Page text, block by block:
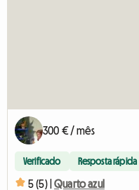
300 € / mês
Verificado Resposta rápida
5 (5) | Quarto azul